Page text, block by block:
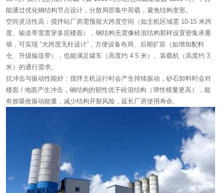
能通过优化钢结构节点设计，分散局部集中荷载，避免结构变形。
空间灵活性高：搅拌站厂房需预留大跨度空间（如主机区域需 10-15 米跨
度、输送带需贯穿多层楼面），钢结构无需像砖混结构那样设置密集承重
墙，可实现 “大跨度无柱设计”，方便设备布局、后期扩容（如增加配料
仓、升级输送带），也能满足罐车（高度约 4.5 米）、装载机（高度约 3
米）的通行需求。
抗冲击与振动性能好：搅拌主机运行时会产生持续振动，砂石卸料时会对
楼面 / 地面产生冲击，钢结构的韧性优于砖混结构（弹性模量更高），能
有效吸收振动能量，减少结构开裂风险，延长厂房使用寿命。